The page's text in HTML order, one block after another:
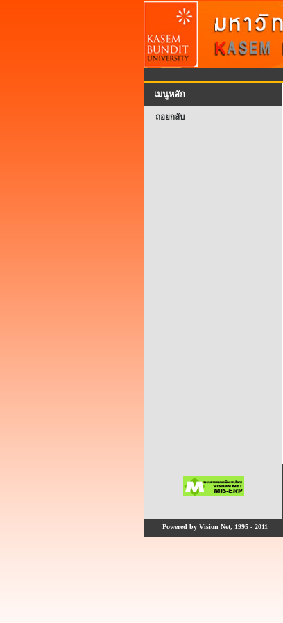
เมนูหลัก
ถอยกลับ
Powered by Vision Net, 1995 - 2011